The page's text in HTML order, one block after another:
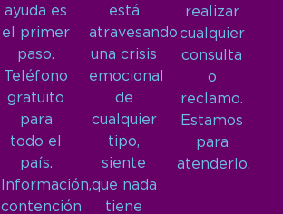
ayuda es
el primer
paso.
Teléfono
gratuito
para
todo el
país.
Información,
contención
está
atravesando
una crisis
emocional
de
cualquier
tipo,
siente
que nada
tiene
realizar
cualquier
consulta
o
reclamo.
Estamos
para
atenderlo.